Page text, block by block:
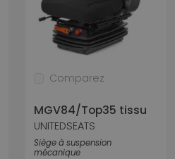
Comparez
MGV84/Top35 tissu
UNITEDSEATS
Siège à suspension
mécanique